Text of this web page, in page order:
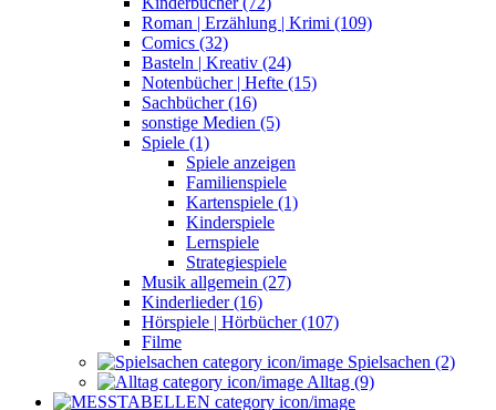
Roman | Erzählung | Krimi (109)
Comics (32)
Basteln | Kreativ (24)
Notenbücher | Hefte (15)
Sachbücher (16)
sonstige Medien (5)
Spiele (1)
Spiele anzeigen
Familienspiele
Kartenspiele (1)
Kinderspiele
Lernspiele
Strategiespiele
Musik allgemein (27)
Kinderlieder (16)
Hörspiele | Hörbücher (107)
Filme
Spielsachen (2)
Alltag (9)